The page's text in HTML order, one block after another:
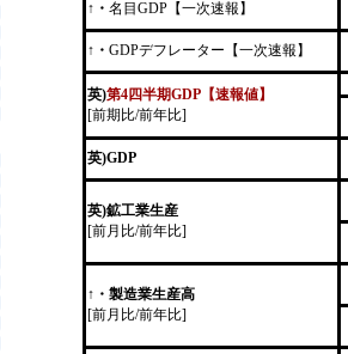
↑・ 名目GDP【一次速報】
↑・ GDPデフレーター【一次速報】
英)第4四半期GDP【速報値】
[前期比/前年比]
英)GDP
英)鉱工業生産
[前月比/前年比]
↑・製造業生産高
[前月比/前年比]